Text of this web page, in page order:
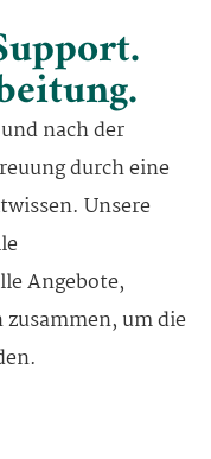
nach der
durch eine
Unsere
Angebote,
um die